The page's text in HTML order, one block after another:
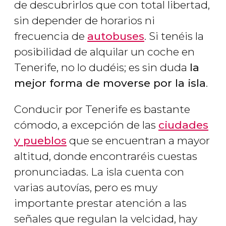
de descubrirlos que con total libertad,
sin depender de horarios ni
frecuencia de autobuses. Si tenéis la
posibilidad de alquilar un coche en
Tenerife, no lo dudéis; es sin duda la
mejor forma de moverse por la isla.
Conducir por Tenerife es bastante
cómodo, a excepción de las ciudades
y pueblos que se encuentran a mayor
altitud, donde encontraréis cuestas
pronunciadas. La isla cuenta con
varias autovías, pero es muy
importante prestar atención a las
señales que regulan la velcidad, hay